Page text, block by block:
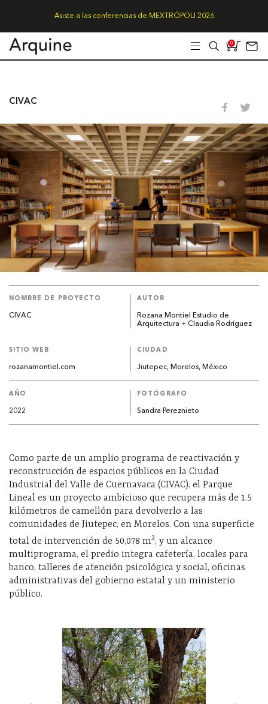
Asiste a las conferencias de MEXTRÓPOLI 2026
0
CIVAC
NOMBRE DE PROYECTO
CIVAC
AUTOR
Rozana Montiel Estudio de
Arquitectura + Claudia Rodríguez
SITIO WEB
rozanamontiel.com
CIUDAD
Jiutepec, Morelos, México
AÑO
2022
FOTÓGRAFO
Sandra Pereznieto
Como parte de un amplio programa de reactivación y
reconstrucción de espacios públicos en la Ciudad
Industrial del Valle de Cuernavaca (CIVAC), el Parque
Lineal es un proyecto ambicioso que recupera más de 1.5
kilómetros de camellón para devolverlo a las
comunidades de Jiutepec, en Morelos. Con una superficie
total de intervención de 50,078 m2, y un alcance
multiprograma, el predio integra cafetería, locales para
banco, talleres de atención psicológica y social, oficinas
administrativas del gobierno estatal y un ministerio
público.